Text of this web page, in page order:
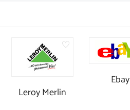
Leroy Merlin
Ebay